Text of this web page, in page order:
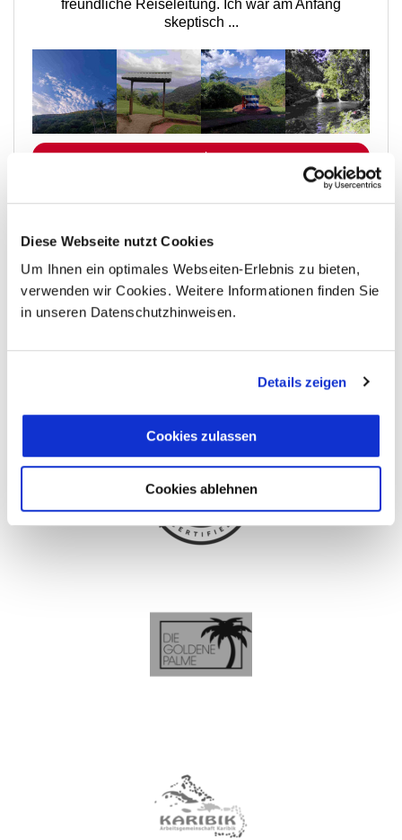
Diese Webseite nutzt Cookies
Um Ihnen ein optimales Webseiten-Erlebnis zu bieten,
verwenden wir Cookies. Weitere Informationen finden Sie
in unseren Datenschutzhinweisen.
Details zeigen
Cookies zulassen
Cookies ablehnen
freundliche Reiseleitung. Ich war am Anfang
skeptisch ...
mehr
avenTOURa ist mit
Auszeichnungen und
Mitgliedschaften
seit über 25 Jahren in der
Touristikbranche etabliert.